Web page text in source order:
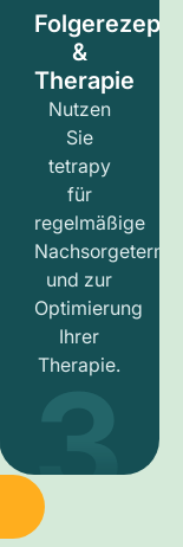
Folgerezept
&
Therapie
Nutzen
Sie
tetrapy
für
regelmäßige
und zur
Optimierung
Ihrer
Therapie.
3